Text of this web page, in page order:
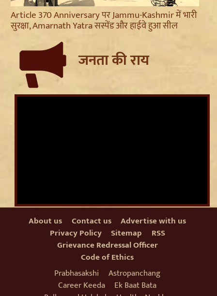
Article 370 Anniversary पर Jammu-Kashmir में भारी
सुरक्षा, Amarnath Yatra सस्पेंड और हाईवे हुआ सील
जनता की राय
About us Contact us
Advertise with us
Privacy Policy
Sitemap
RSS
Grievance Redressal Officer
Code of Ethics
Prabhasakshi
Astropanchang
Career Keeda
Ek Baat Bata